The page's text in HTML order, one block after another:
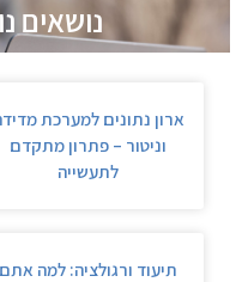
נושאים
ארון נתונים למערכת
וניטור – פתרון מתקדם
לתעשייה
תיעוד ורגולציה: למה אתם